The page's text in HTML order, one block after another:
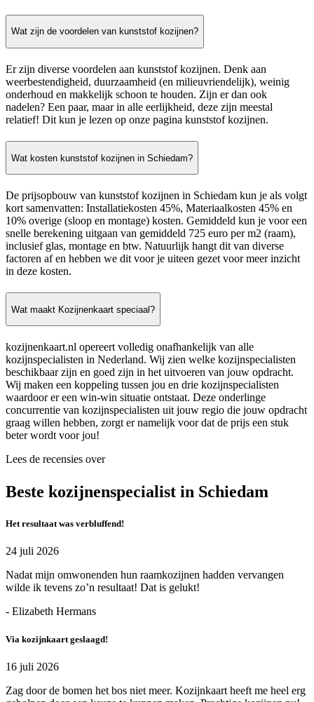
Wat zijn de voordelen van kunststof kozijnen?
Er zijn diverse voordelen aan kunststof kozijnen. Denk aan
weerbestendigheid, duurzaamheid (en milieuvriendelijk), weinig
onderhoud en makkelijk schoon te houden. Zijn er dan ook
nadelen? Een paar, maar in alle eerlijkheid, deze zijn meestal
relatief! Dit kun je lezen op onze pagina kunststof kozijnen.
Wat kosten kunststof kozijnen in Schiedam?
De prijsopbouw van kunststof kozijnen in Schiedam kun je als volgt
kort samenvatten: Installatiekosten 45%, Materiaalkosten 45% en
10% overige (sloop en montage) kosten. Gemiddeld kun je voor een
snelle berekening uitgaan van gemiddeld 725 euro per m2 (raam),
inclusief glas, montage en btw. Natuurlijk hangt dit van diverse
factoren af en hebben we dit voor je uiteen gezet voor meer inzicht
in deze kosten.
Wat maakt Kozijnenkaart speciaal?
kozijnenkaart.nl opereert volledig onafhankelijk van alle
kozijnspecialisten in Nederland. Wij zien welke kozijnspecialisten
beschikbaar zijn en goed zijn in het uitvoeren van jouw opdracht.
Wij maken een koppeling tussen jou en drie kozijnspecialisten
waardoor er een win-win situatie ontstaat. Deze onderlinge
concurrentie van kozijnspecialisten uit jouw regio die jouw opdracht
graag willen hebben, zorgt er namelijk voor dat de prijs een stuk
beter wordt voor jou!
Lees de recensies over
Beste kozijnenspecialist in Schiedam
Het resultaat was verbluffend!
24 juli 2026
Nadat mijn omwonenden hun raamkozijnen hadden vervangen
wilde ik tevens zo’n resultaat! Dat is gelukt!
- Elizabeth Hermans
Via kozijnkaart geslaagd!
16 juli 2026
Zag door de bomen het bos niet meer. Kozijnkaart heeft me heel erg